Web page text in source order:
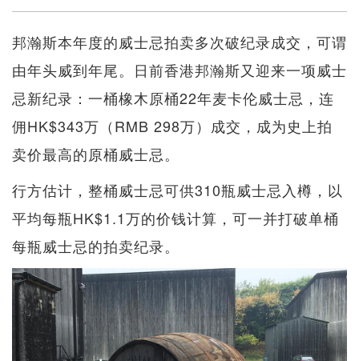
邦瀚斯本年度的威士忌拍卖多次破纪录成交，可谓
由年头威到年尾。日前香港邦瀚斯又迎来一项威士
忌新纪录：一桶橡木原桶22年麦卡伦威士忌，连
佣HK$343万（RMB 298万）成交，成为史上拍
卖价最高的原桶威士忌。
行方估计，整桶威士忌可供310瓶威士忌入樽，以
平均每瓶HK$1.1万的价钱计算，可一并打破单桶
每瓶威士忌的拍卖纪录。